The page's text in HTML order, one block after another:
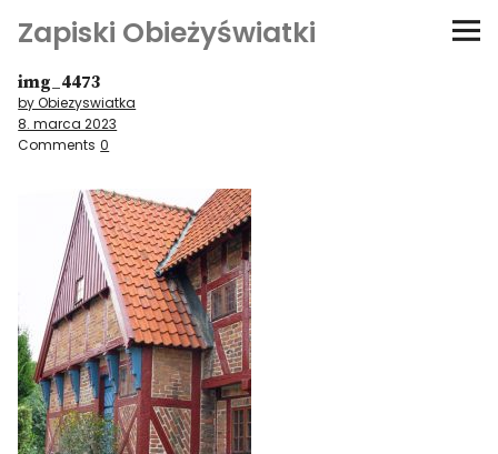
Zapiski Obieżyświatki
Podróże
Kultura i sztuka
Kątem oka
O-fiszki
Niezwyczajne ściany
Dom na kółkach
img_4473
by Obiezyswiatka
8. marca 2023
Comments 0